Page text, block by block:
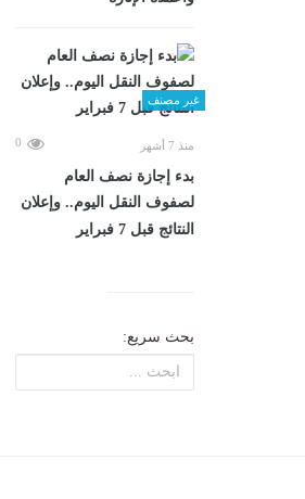
غير مصنف
منذ 7 أشهر 0
بدء إجازة نصف العام
لصفوف النقل اليوم.. وإعلان
النتائج قبل 7 فبراير
بحث سريع: